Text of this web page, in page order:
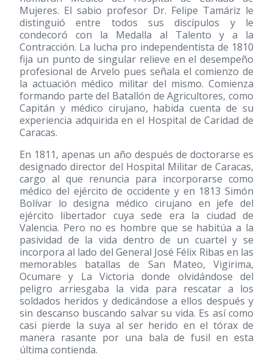
Mujeres. El sabio profesor Dr. Felipe Tamáriz le
distinguió entre todos sus discípulos y le
condecoró con la Medalla al Talento y a la
Contracción. La lucha pro independentista de 1810
fija un punto de singular relieve en el desempeño
profesional de Arvelo pues señala el comienzo de
la actuación médico militar del mismo. Comienza
formando parte del Batallón de Agricultores, como
Capitán y médico cirujano, habida cuenta de su
experiencia adquirida en el Hospital de Caridad de
Caracas.
En 1811, apenas un año después de doctorarse es
designado director del Hospital Militar de Caracas,
cargo al que renuncia para incorporarse como
médico del ejército de occidente y en 1813 Simón
Bolívar lo designa médico cirujano en jefe del
ejército libertador cuya sede era la ciudad de
Valencia. Pero no es hombre que se habitúa a la
pasividad de la vida dentro de un cuartel y se
incorpora al lado del General José Félix Ribas en las
memorables batallas de San Mateo, Vigirima,
Ocumare y La Victoria donde olvidándose del
peligro arriesgaba la vida para rescatar a los
soldados heridos y dedicándose a ellos después y
sin descanso buscando salvar su vida. Es así como
casi pierde la suya al ser herido en el tórax de
manera rasante por una bala de fusil en esta
última contienda.